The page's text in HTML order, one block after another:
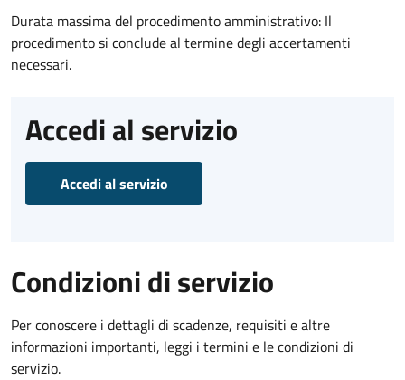
Durata massima del procedimento amministrativo: Il
procedimento si conclude al termine degli accertamenti
necessari.
Accedi al servizio
Accedi al servizio
Condizioni di servizio
Per conoscere i dettagli di scadenze, requisiti e altre
informazioni importanti, leggi i termini e le condizioni di
servizio.